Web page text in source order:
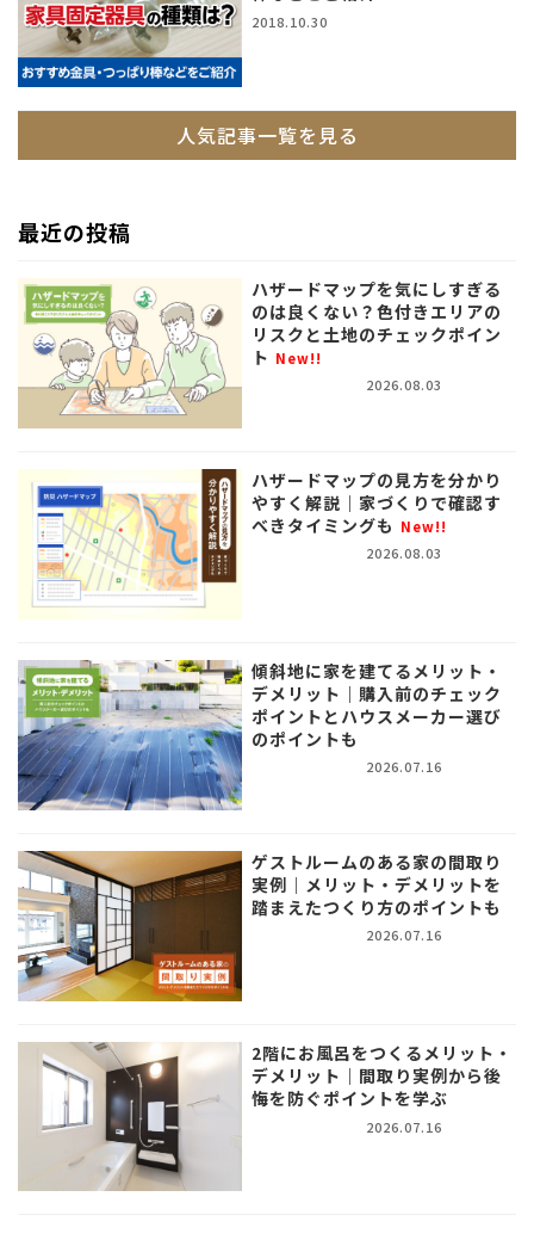
2018.10.30
人気記事一覧を見る
最近の投稿
ハザードマップを気にしすぎる
のは良くない？色付きエリアの
リスクと土地のチェックポイン
ト New!!
2026.08.03
ハザードマップの見方を分かり
やすく解説｜家づくりで確認す
べきタイミングも New!!
2026.08.03
傾斜地に家を建てるメリット・
デメリット｜購入前のチェック
ポイントとハウスメーカー選び
のポイントも
2026.07.16
ゲストルームのある家の間取り
実例｜メリット・デメリットを
踏まえたつくり方のポイントも
2026.07.16
2階にお風呂をつくるメリット・
デメリット｜間取り実例から後
悔を防ぐポイントを学ぶ
2026.07.16